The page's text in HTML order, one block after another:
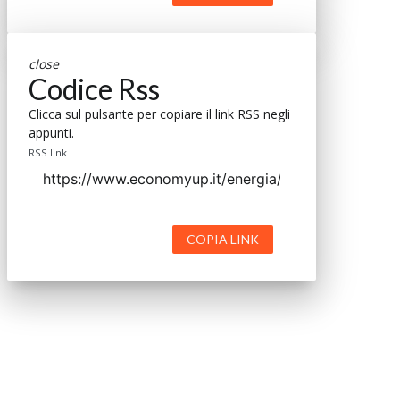
close
Codice Rss
Clicca sul pulsante per copiare il link RSS negli
appunti.
RSS link
COPIA LINK